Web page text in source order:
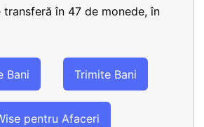
în 47 de monede, în
Bani Trimite Bani
pentru Afaceri